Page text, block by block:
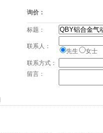
询价：
标题：
联系人：
先生
女士
联系方式：
留言：